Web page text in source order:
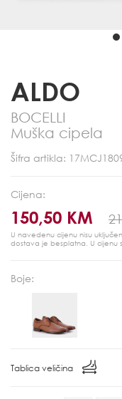
ALDO
BOCELLI
Muška cipela
Šifra artikla:
Cijena:
150,50 KM
U navedenu cijenu nisu
dostava je besplatna. U cijenu
Boje:
Tablica veličina